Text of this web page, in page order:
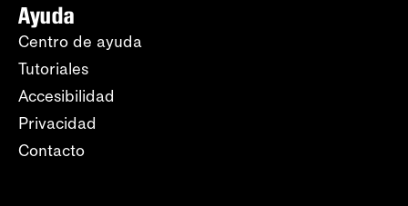
Ayuda
Centro de ayuda
Tutoriales
Accesibilidad
Privacidad
Contacto